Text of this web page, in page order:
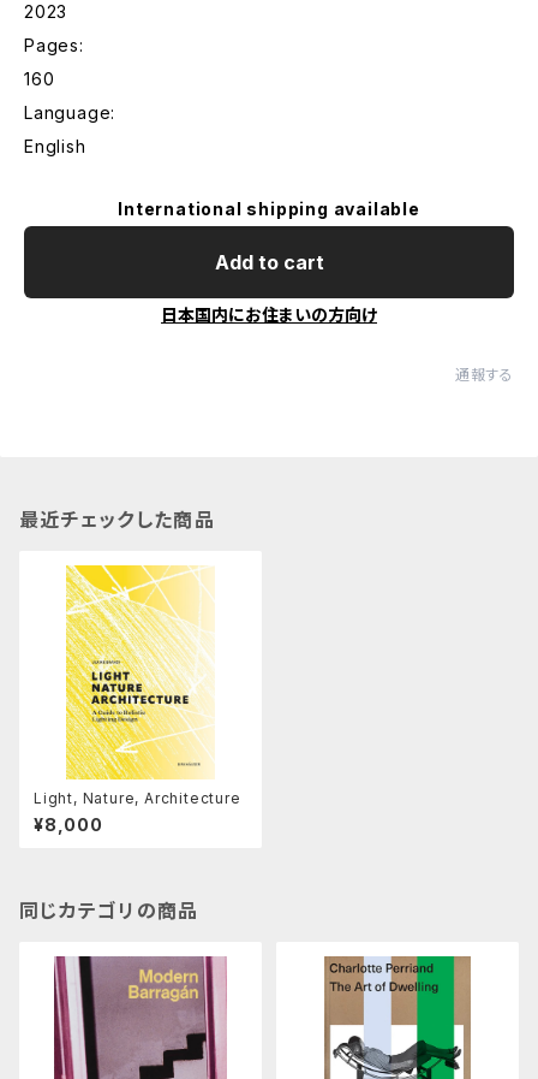
2023
Pages:
160
Language:
English
International shipping available
Add to cart
日本国内にお住まいの方向け
通報する
最近チェックした商品
Light, Nature, Architecture
¥8,000
同じカテゴリの商品